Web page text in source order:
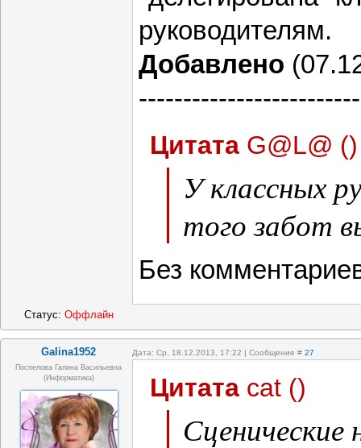
руководителям.
Добавлено
Цитата G@L@ ()
У классных
того забот
Без
Статус: Оффлайн
Galina1952 Дата: Ср, 18.12.2013, 17:22 | Сообщение # 27
Поспелова Галина Васильевна
(информатика)
Цитата cat ()
Сценические